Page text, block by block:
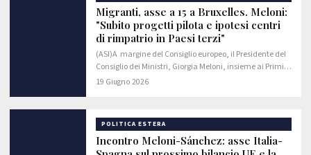
Migranti, asse a 15 a Bruxelles. Meloni:
"Subito progetti pilota e ipotesi centri
di rimpatrio in Paesi terzi"
(ASI)A margine del Consiglio europeo, il Presidente del
Consiglio dei Ministri, Giorgia Meloni, insieme ai Primi
Ministri danese, Mette Frederiksen, e olandese, Rob
19 Giugno 2026
POLITICA ESTERA
Incontro Meloni-Sánchez: asse Italia-